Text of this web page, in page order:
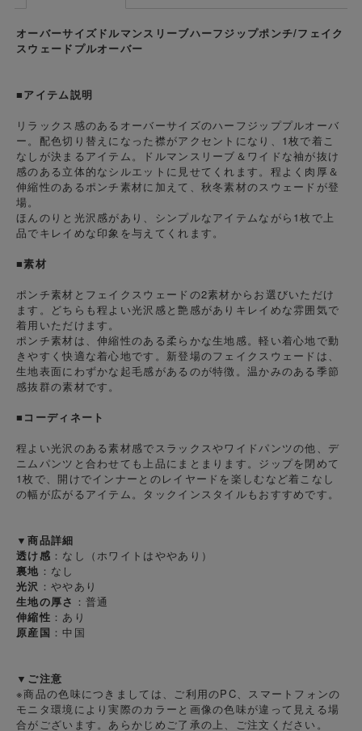
オーバーサイズドルマンスリーブハーフジップポンチ/フェイク
スウェードプルオーバー
■アイテム説明
リラックス感のあるオーバーサイズのハーフジッププルオーバ
ー。配色切り替えになった襟がアクセントになり、1枚で着こ
なしが決まるアイテム。ドルマンスリーブ＆ワイドな袖が抜け
感のある立体的なシルエットに見せてくれます。程よく肉厚＆
伸縮性のあるポンチ素材に加えて、秋冬素材のスウェードが登
場。
ほんのりと光沢感があり、シンプルなアイテムながら1枚で上
品でキレイめな印象を与えてくれます。
■素材
ポンチ素材とフェイクスウェードの2素材からお選びいただけ
ます。どちらも程よい光沢感と艶感がありキレイめな雰囲気で
着用いただけます。
ポンチ素材は、伸縮性のある柔らかな生地感。軽い着心地で動
きやすく快適な着心地です。新登場のフェイクスウェードは、
生地表面にわずかな起毛感があるのが特徴。温かみのある季節
感抜群の素材です。
■コーディネート
程よい光沢のある素材感でスラックスやワイドパンツの他、デ
ニムパンツと合わせても上品にまとまります。ジップを閉めて
1枚で、開けでインナーとのレイヤードを楽しむなど着こなし
の幅が広がるアイテム。タックインスタイルもおすすめです。
▼商品詳細
透け感 ：なし（ホワイトはややあり）
裏地 ：なし
光沢 ：ややあり
生地の厚さ ：普通
伸縮性 ：あり
原産国 ：中国
▼ご注意
※商品の色味につきましては、ご利用のPC、スマートフォンの
モニタ環境により実際のカラーと画像の色味が違って見える場
合がございます。あらかじめご了承の上、ご注文ください。